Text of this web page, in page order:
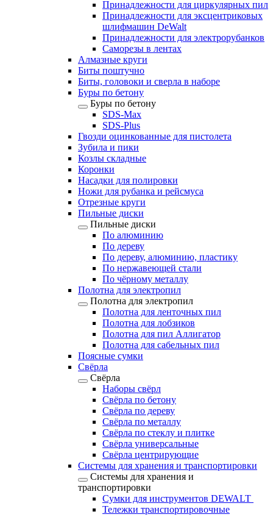
Принадлежности для циркулярных пил
Принадлежности для эксцентриковых
шлифмашин DeWalt
Принадлежности для электрорубанков
Саморезы в лентах
Алмазные круги
Биты поштучно
Биты, головоки и сверла в наборе
Буры по бетону
Буры по бетону
SDS-Max
SDS-Plus
Гвозди оцинкованные для пистолета
Зубила и пики
Козлы складные
Коронки
Насадки для полировки
Ножи для рубанка и рейсмуса
Отрезные круги
Пильные диски
Пильные диски
По алюминию
По дереву
По дереву, алюминию, пластику
По нержавеющей стали
По чёрному металлу
Полотна для электропил
Полотна для электропил
Полотна для ленточных пил
Полотна для лобзиков
Полотна для пил Аллигатор
Полотна для сабельных пил
Поясные сумки
Свёрла
Свёрла
Наборы свёрл
Свёрла по бетону
Свёрла по дереву
Свёрла по металлу
Свёрла по стеклу и плитке
Свёрла универсальные
Свёрла центрирующие
Системы для хранения и транспортировки
Системы для хранения и
транспортировки
Сумки для инструментов DEWALT
Тележки транспортировочные